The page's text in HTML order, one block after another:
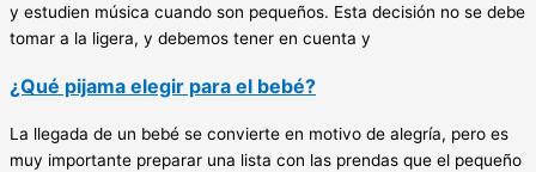
y estudien música cuando son pequeños. Esta decisión no se debe
tomar a la ligera, y debemos tener en cuenta y
¿Qué pijama elegir para el bebé?
La llegada de un bebé se convierte en motivo de alegría, pero es
muy importante preparar una lista con las prendas que el pequeño